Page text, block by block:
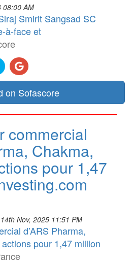
08:00 AM
Smirit Sangsad SC
à-face et
on Sofascore
commercial
Chakma,
pour 1,47
14th Nov, 2025 11:51 PM
d’ARS Pharma,
pour 1,47 million